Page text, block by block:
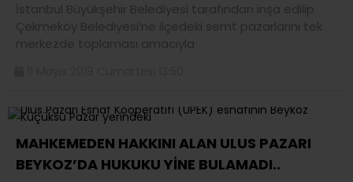
İstanbul Büyükşehir Belediyesi tarafından inşa edilip
Çekmeköy Belediyesi’ne ilçedeki semt pazarlarını tek
merkezde toplaması amacıyla
MAHKEMEDEN HAKKINI ALAN ULUS PAZARI
BEYKOZ’DA HUKUKU YİNE BULAMADI..